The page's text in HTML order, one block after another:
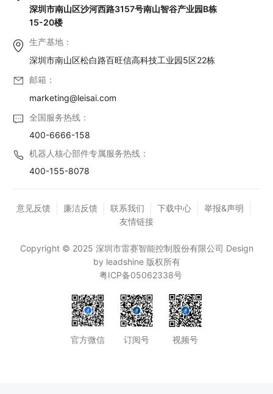
深圳市南山区沙河西路3157号南山智谷产业园B栋
15-20楼
生产基地：
深圳市南山区松白路百旺信高科技工业园5区22栋
邮箱：
marketing@leisai.com
全国服务热线：
400-6666-158
机器人核心部件专属服务热线：
400-155-8078
意见反馈 廉洁反馈 联系我们 下载中心
举报&声明
友情链接
Copyright © 2025 深圳市雷赛智能控制股份有限公司 Design
by leadshine 版权所有
粤ICP备05062338号
官方微信 订阅号 视频号